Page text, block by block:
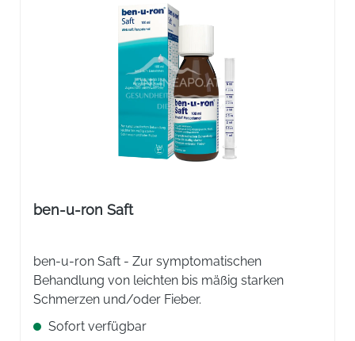
ben-u-ron Saft
ben-u-ron Saft - Zur symptomatischen
Behandlung von leichten bis mäßig starken
Schmerzen und/oder Fieber.
Sofort verfügbar